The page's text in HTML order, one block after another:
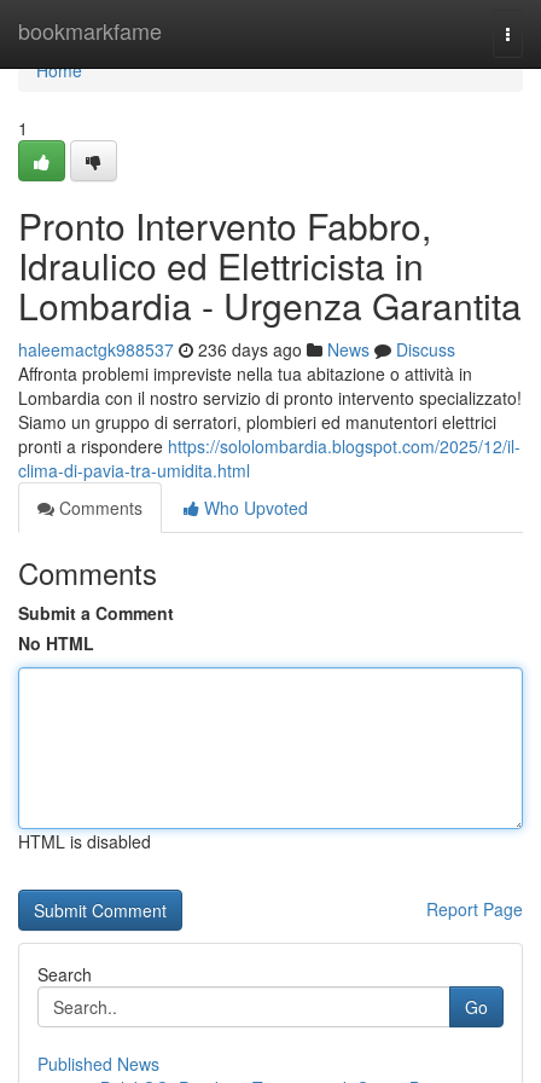
bookmarkfame
Home
Home
1
Pronto Intervento Fabbro,
Idraulico ed Elettricista in
Lombardia - Urgenza Garantita
haleemactgk988537 236 days ago News
Discuss
Affronta problemi impreviste nella tua abitazione o attività in
Lombardia con il nostro servizio di pronto intervento specializzato!
Siamo un gruppo di serratori, plombieri ed manutentori elettrici
pronti a rispondere https://sololombardia.blogspot.com/2025/12/il-
clima-di-pavia-tra-umidita.html
Comments
Who Upvoted
Comments
Submit a Comment
No HTML
HTML is disabled
Report Page
Search
Go
Published News